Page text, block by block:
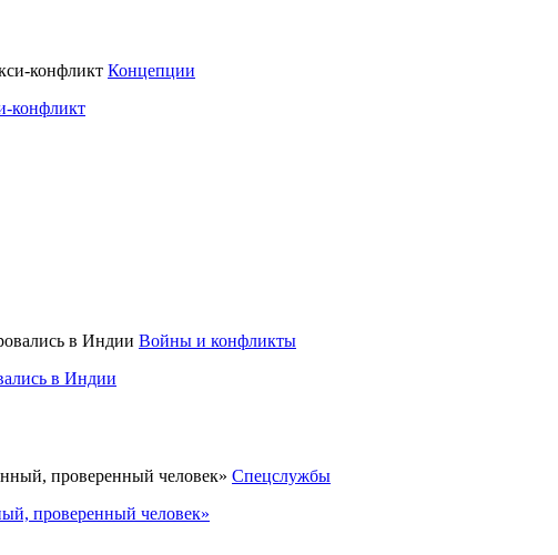
Концепции
конфликт
Войны и конфликты
в Индии
Спецслужбы
проверенный человек»